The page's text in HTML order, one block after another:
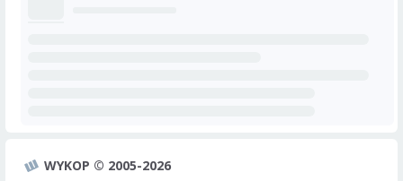
WYKOP © 2005-2026